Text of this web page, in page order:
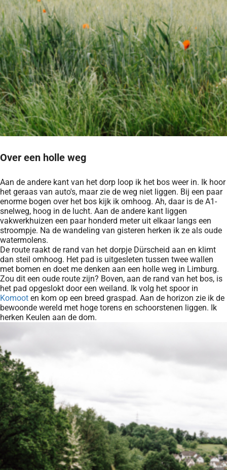
Over een holle weg
Aan de andere kant van het dorp loop ik het bos weer in. Ik hoor
het geraas van auto's, maar zie de weg niet liggen. Bij een paar
enorme bogen over het bos kijk ik omhoog. Ah, daar is de A1-
snelweg, hoog in de lucht. Aan de andere kant liggen
vakwerkhuizen een paar honderd meter uit elkaar langs een
stroompje. Na de wandeling van gisteren herken ik ze als oude
watermolens.
De route raakt de rand van het dorpje Dürscheid aan en klimt
dan steil omhoog. Het pad is uitgesleten tussen twee wallen
met bomen en doet me denken aan een holle weg in Limburg.
Zou dit een oude route zijn? Boven, aan de rand van het bos, is
het pad opgeslokt door een weiland. Ik volg het spoor in
Komoot en kom op een breed graspad. Aan de horizon zie ik de
bewoonde wereld met hoge torens en schoorstenen liggen. Ik
herken Keulen aan de dom.